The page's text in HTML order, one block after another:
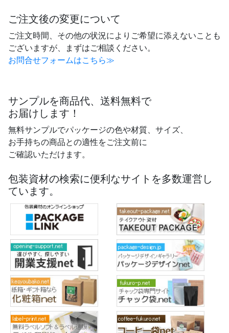
ご注文後の変更について
ご注文時間、その他の状況によりご希望に添えないことも
ございますが、まずはご相談ください。
お問合せフォームはこちら≫
サンプルを商品代、送料無料で
お届けします！
無料サンプルでパッケージの色や材質、サイズ、
お手持ちの商品との適性をご注文前に
ご確認いただけます。
包装資材の検索に便利なサイトを多数運営し
ています。